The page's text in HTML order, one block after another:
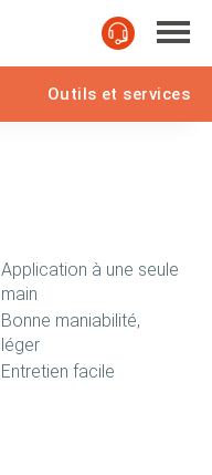
Outils et services
Application à une seule
main
Bonne maniabilité,
léger
Entretien facile